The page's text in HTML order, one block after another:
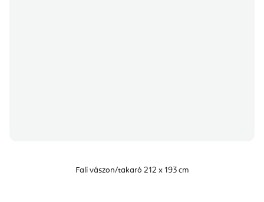
Fali vászon/takaró 212 x 193 cm